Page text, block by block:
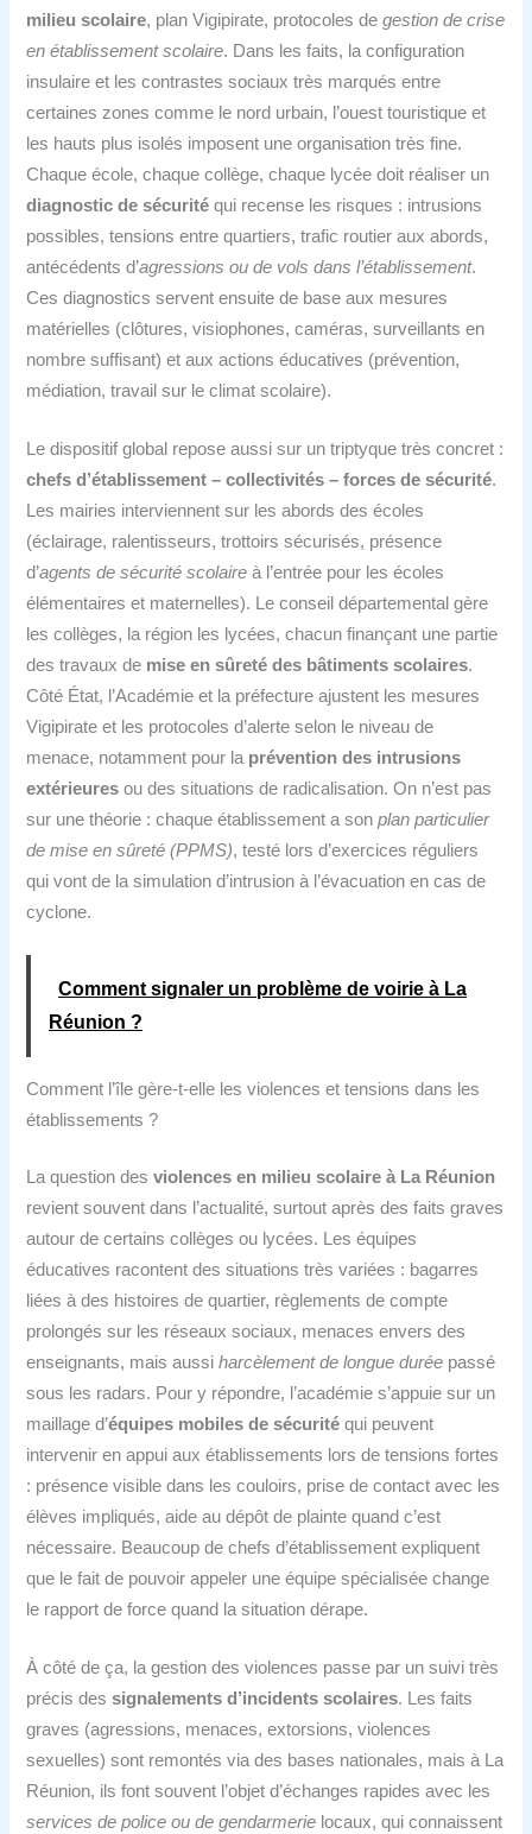
milieu scolaire, plan Vigipirate, protocoles degestion de crise
en établissement scolaire. Dans les faits, la configuration
insulaire et les contrastes sociaux très marqués entre
certaines zones comme le nord urbain, l’ouest touristique et
les hauts plus isolés imposent une organisation très fine.
Chaque école, chaque collège, chaque lycée doit réaliser un
diagnostic de sécurité qui recense les risques : intrusions
possibles, tensions entre quartiers, trafic routier aux abords,
antécédents d’agressions ou de vols dans l’établissement.
Ces diagnostics servent ensuite de base aux mesures
matérielles (clôtures, visiophones, caméras, surveillants en
nombre suffisant) et aux actions éducatives (prévention,
médiation, travail sur le climat scolaire).
Le dispositif global repose aussi sur un triptyque très concret :
chefs d’établissement – collectivités – forces de sécurité.
Les mairies interviennent sur les abords des écoles
(éclairage, ralentisseurs, trottoirs sécurisés, présence
d’agents de sécurité scolaire à l’entrée pour les écoles
élémentaires et maternelles). Le conseil départemental gère
les collèges, la région les lycées, chacun finançant une partie
des travaux de mise en sûreté des bâtiments scolaires.
Côté État, l’Académie et la préfecture ajustent les mesures
Vigipirate et les protocoles d’alerte selon le niveau de
menace, notamment pour la prévention des intrusions
extérieures ou des situations de radicalisation. On n’est pas
sur une théorie : chaque établissement a sonplan particulier
de mise en sûreté (PPMS), testé lors d’exercices réguliers
qui vont de la simulation d’intrusion à l’évacuation en cas de
cyclone.
Comment signaler un problème de voirie à La
Réunion ?
Comment l’île gère-t-elle les violences et tensions dans les
établissements ?
La question desviolences en milieu scolaire à La Réunion
revient souvent dans l’actualité, surtout après des faits graves
autour de certains collèges ou lycées. Les équipes
éducatives racontent des situations très variées : bagarres
liées à des histoires de quartier, règlements de compte
prolongés sur les réseaux sociaux, menaces envers des
enseignants, mais aussiharcèlement de longue durée passé
sous les radars. Pour y répondre, l’académie s’appuie sur un
maillage d’équipes mobiles de sécurité qui peuvent
intervenir en appui aux établissements lors de tensions fortes
: présence visible dans les couloirs, prise de contact avec les
élèves impliqués, aide au dépôt de plainte quand c’est
nécessaire. Beaucoup de chefs d’établissement expliquent
que le fait de pouvoir appeler une équipe spécialisée change
le rapport de force quand la situation dérape.
À côté de ça, la gestion des violences passe par un suivi très
précis dessignalements d’incidents scolaires. Les faits
graves (agressions, menaces, extorsions, violences
sexuelles) sont remontés via des bases nationales, mais à La
Réunion, ils font souvent l’objet d’échanges rapides avec les
services de police ou de gendarmerie locaux, qui connaissent